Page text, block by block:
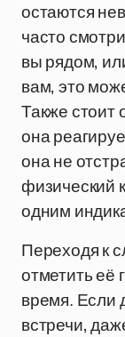
остаются
часто
вы рядом,
вам, это
Также стоит
она
она не
физический
одним
Переходя к
отметить её
время. Если
встречи,